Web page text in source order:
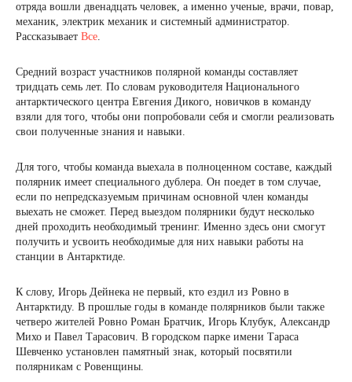
отряда вошли двенадцать человек, а именно ученые, врачи, повар,
механик, электрик механик и системный администратор.
Рассказывает Все.
Средний возраст участников полярной команды составляет
тридцать семь лет. По словам руководителя Национального
антарктического центра Евгения Дикого, новичков в команду
взяли для того, чтобы они попробовали себя и смогли реализовать
свои полученные знания и навыки.
Для того, чтобы команда выехала в полноценном составе, каждый
полярник имеет специального дублера. Он поедет в том случае,
если по непредсказуемым причинам основной член команды
выехать не сможет. Перед выездом полярники будут несколько
дней проходить необходимый тренинг. Именно здесь они смогут
получить и усвоить необходимые для них навыки работы на
станции в Антарктиде.
К слову, Игорь Дейнека не первый, кто ездил из Ровно в
Антарктиду. В прошлые годы в команде полярников были также
четверо жителей Ровно Роман Братчик, Игорь Клубук, Александр
Михо и Павел Тарасович. В городском парке имени Тараса
Шевченко установлен памятный знак, который посвятили
полярникам с Ровенщины.